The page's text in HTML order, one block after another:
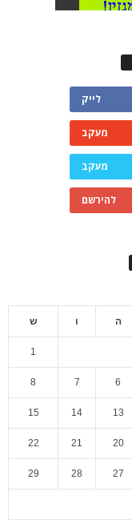
לייק
מעקב
מעקב
להירשם
ה ו ש
1
6
7
8
13
14
15
20
21
22
27
28
29